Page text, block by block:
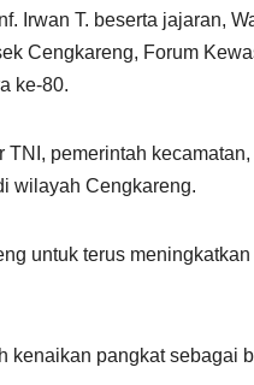
Irwan T. beserta jajaran,
Cengkareng, Forum
ke-80.
pemerintah kecamatan,
wilayah Cengkareng.
untuk terus
kenaikan pangkat sebagai